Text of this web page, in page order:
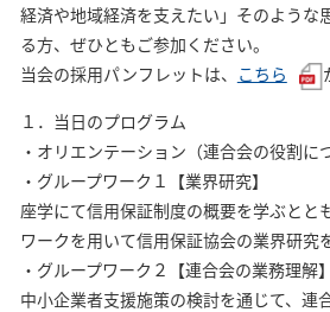
経済や地域経済を支えたい」そのような
る方、ぜひともご参加ください。
当会の採用パンフレットは、 こちら
１．当日のプログラム
・オリエンテーション（連合会の役割に
・グループワーク１【業界研究】
座学にて信用保証制度の概要を学ぶとと
ワークを用いて信用保証協会の業界研究
・グループワーク２【連合会の業務理解】
中小企業者支援施策の検討を通じて、連